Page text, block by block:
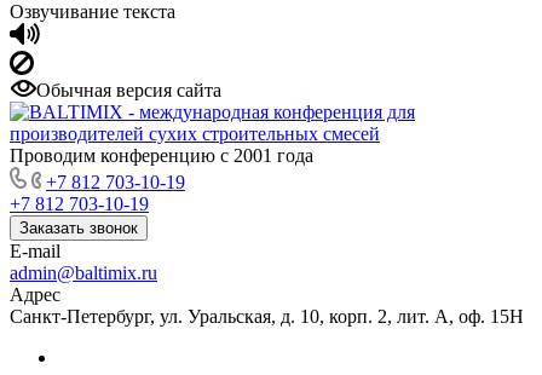
Озвучивание текста
Обычная версия сайта
Проводим конференцию с 2001 года
+7 812 703-10-19
+7 812 703-10-19
Заказать звонок
E-mail
admin@baltimix.ru
Адрес
Санкт-Петербург, ул. Уральская, д. 10, корп. 2, лит. А, оф. 15Н